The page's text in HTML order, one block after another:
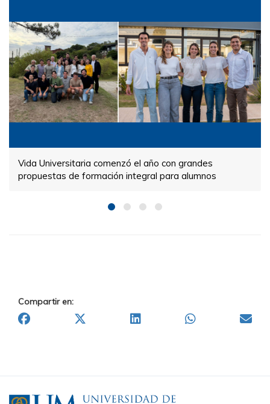
Vida Universitaria comenzó el año con grandes
propuestas de formación integral para alumnos
Compartir en: